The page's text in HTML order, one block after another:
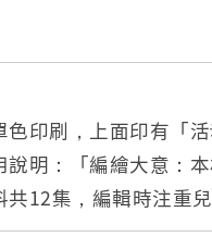
印刷，上面印有「活
明：「編繪大意：
12集，編輯時注重
充實豐富，並與美